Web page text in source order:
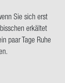
Sie sich erst
er­käl­tet
paar Tage Ruhe